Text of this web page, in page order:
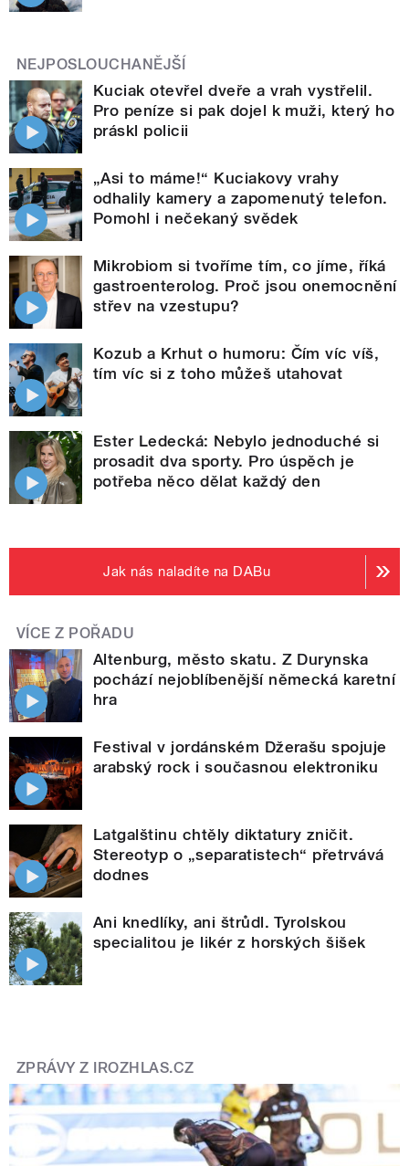
NEJPOSLOUCHANĚJŠÍ
Kuciak otevřel dveře a vrah vystřelil.
Pro peníze si pak dojel k muži, který ho
práskl policii
„Asi to máme!“ Kuciakovy vrahy
odhalily kamery a zapomenutý telefon.
Pomohl i nečekaný svědek
Mikrobiom si tvoříme tím, co jíme, říká
gastroenterolog. Proč jsou onemocnění
střev na vzestupu?
Kozub a Krhut o humoru: Čím víc víš,
tím víc si z toho můžeš utahovat
Ester Ledecká: Nebylo jednoduché si
prosadit dva sporty. Pro úspěch je
potřeba něco dělat každý den
Jak nás naladíte na DABu
VÍCE Z POŘADU
Altenburg, město skatu. Z Durynska
pochází nejoblíbenější německá karetní
hra
Festival v jordánském Džerašu spojuje
arabský rock i současnou elektroniku
Latgalštinu chtěly diktatury zničit.
Stereotyp o „separatistech“ přetrvává
dodnes
Ani knedlíky, ani štrůdl. Tyrolskou
specialitou je likér z horských šišek
ZPRÁVY Z IROZHLAS.CZ